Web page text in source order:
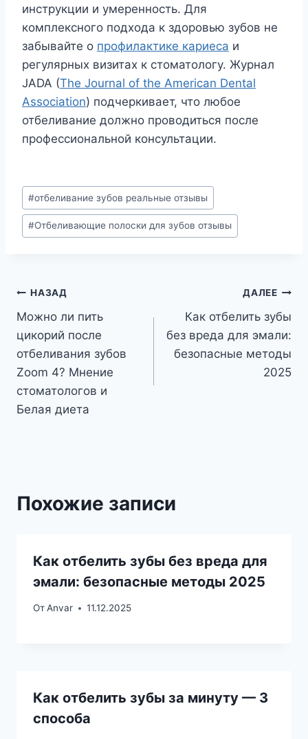
инструкции и умеренность. Для
комплексного подхода к здоровью зубов не
забывайте о профилактике кариеса и
регулярных визитах к стоматологу. Журнал
JADA (The Journal of the American Dental
Association) подчеркивает, что любое
отбеливание должно проводиться после
профессиональной консультации.
Метки
записи:
#отбеливание зубов реальные отзывы
#Отбеливающие полоски для зубов отзывы
Навигация
по
записям
НАЗАД
Можно ли пить
цикорий после
отбеливания зубов
Zoom 4? Мнение
стоматологов и
Белая диета
ДАЛЕЕ
Как отбелить зубы
без вреда для эмали:
безопасные методы
2025
Похожие записи
Как отбелить зубы без вреда для
эмали: безопасные методы 2025
ОтAnvar 11.12.2025
Как отбелить зубы за минуту — 3
способа